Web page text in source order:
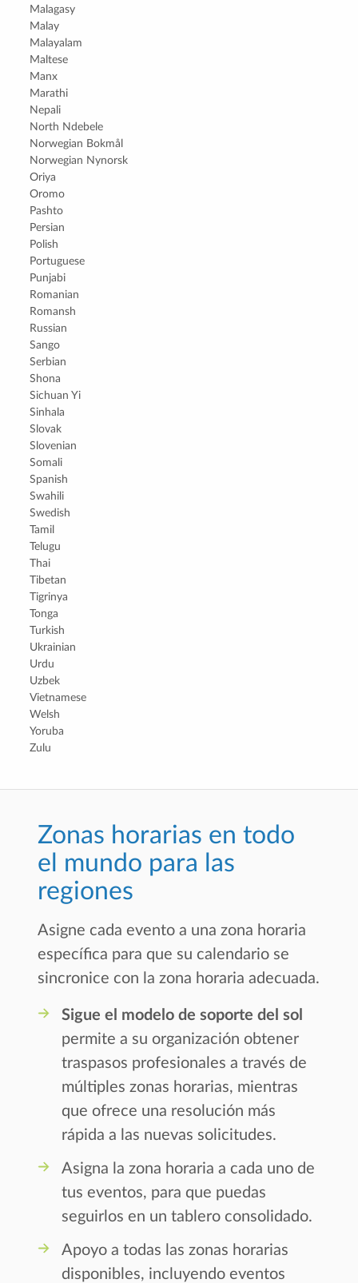
Malagasy
Malay
Malayalam
Maltese
Manx
Marathi
Nepali
North Ndebele
Norwegian Bokmål
Norwegian Nynorsk
Oriya
Oromo
Pashto
Persian
Polish
Portuguese
Punjabi
Romanian
Romansh
Russian
Sango
Serbian
Shona
Sichuan Yi
Sinhala
Slovak
Slovenian
Somali
Spanish
Swahili
Swedish
Tamil
Telugu
Thai
Tibetan
Tigrinya
Tonga
Turkish
Ukrainian
Urdu
Uzbek
Vietnamese
Welsh
Yoruba
Zulu
Zonas horarias en todo
el mundo para las
regiones
Asigne cada evento a una zona horaria
específica para que su calendario se
sincronice con la zona horaria adecuada.
Sigue el modelo de soporte del sol
permite a su organización obtener
traspasos profesionales a través de
múltiples zonas horarias, mientras
que ofrece una resolución más
rápida a las nuevas solicitudes.
Asigna la zona horaria a cada uno de
tus eventos, para que puedas
seguirlos en un tablero consolidado.
Apoyo a todas las zonas horarias
disponibles, incluyendo eventos